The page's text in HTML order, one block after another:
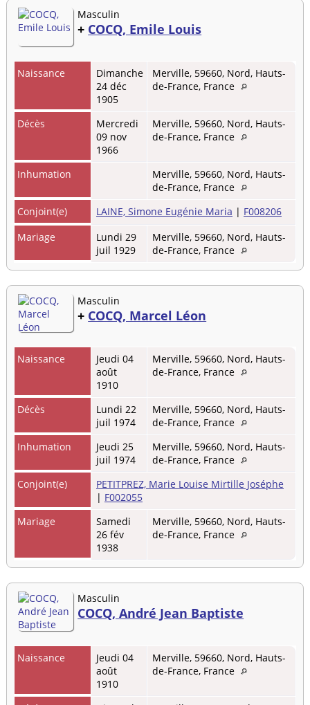
Masculin
+ COCQ, Emile Louis
Naissance
Dimanche
24 déc
1905
Merville, 59660, Nord, Hauts-
de-France, France
Décès
Mercredi
09 nov
1966
Merville, 59660, Nord, Hauts-
de-France, France
Inhumation
Merville, 59660, Nord, Hauts-
de-France, France
Conjoint(e)
LAINE, Simone Eugénie Maria | F008206
Mariage
Lundi 29
juil 1929
Merville, 59660, Nord, Hauts-
de-France, France
Masculin
+ COCQ, Marcel Léon
Naissance
Jeudi 04
août
1910
Merville, 59660, Nord, Hauts-
de-France, France
Décès
Lundi 22
juil 1974
Merville, 59660, Nord, Hauts-
de-France, France
Inhumation
Jeudi 25
juil 1974
Merville, 59660, Nord, Hauts-
de-France, France
Conjoint(e)
PETITPREZ, Marie Louise Mirtille Joséphe
| F002055
Mariage
Samedi
26 fév
1938
Merville, 59660, Nord, Hauts-
de-France, France
Masculin
COCQ, André Jean Baptiste
Naissance
Jeudi 04
août
1910
Merville, 59660, Nord, Hauts-
de-France, France